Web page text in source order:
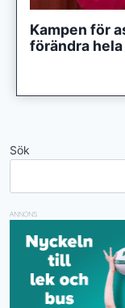
Kampen för
förändra
Sök
ANNONS